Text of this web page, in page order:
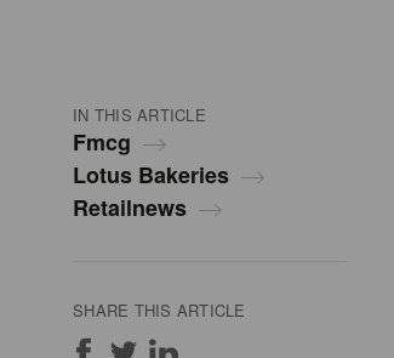
IN THIS ARTICLE
Fmcg
Lotus Bakeries
Retailnews
SHARE THIS ARTICLE